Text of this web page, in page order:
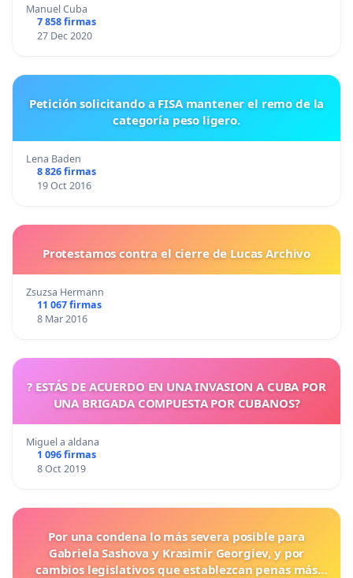
Manuel Cuba
7 858 firmas
27 Dec 2020
Petición solicitando a FISA mantener el remo de la
categoría peso ligero.
Lena Baden
8 826 firmas
19 Oct 2016
Protestamos contra el cierre de Lucas Archivo
Zsuzsa Hermann
11 067 firmas
8 Mar 2016
? ESTÁS DE ACUERDO EN UNA INVASION A CUBA POR
UNA BRIGADA COMPUESTA POR CUBANOS?
Miguel a aldana
1 096 firmas
8 Oct 2019
Por una condena lo más severa posible para
Gabriela Sashova y Krasimir Georgiev, y por
cambios legislativos que establezcan penas más